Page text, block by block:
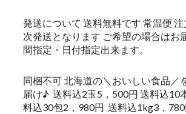
発送について 送料無料です 常温便
次発送となります ご希望の場合はお
間指定・日付指定出来ます。
同梱不可 北海道の＼おいしい食品／
届け♪ 送料込2玉5，500円 送料込10
料込30包2，980円 送料込1kg3，